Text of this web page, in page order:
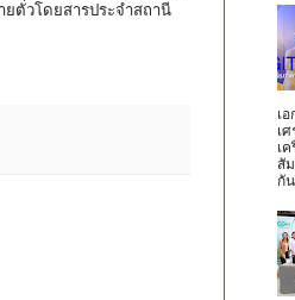
วโดยสารประจำสถานี
เ
เ
เ
สั
กั